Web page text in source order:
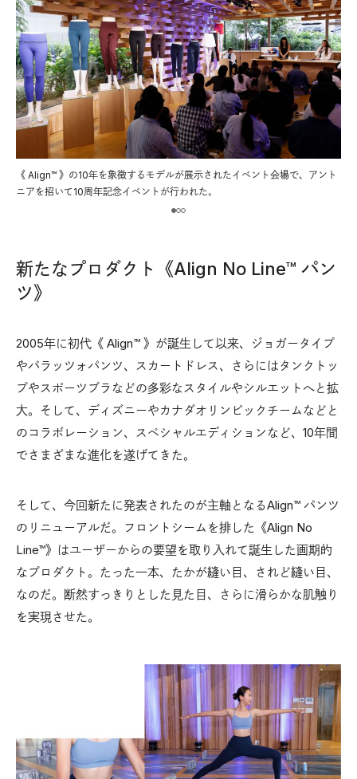
《 Align™︎ 》の10年を象徴するモデルが展示されたイベント会場で、アント
ニアを招いて10周年記念イベントが行われた。
新たなプロダクト《Align No Line™︎ パン
ツ》
2005年に初代《 Align™︎ 》が誕生して以来、ジョガータイプ
やパラッツォパンツ、スカートドレス、さらにはタンクトッ
プやスポーツブラなどの多彩なスタイルやシルエットへと拡
大。そして、ディズニーやカナダオリンピックチームなどと
のコラボレーション、スペシャルエディションなど、10年間
でさまざまな進化を遂げてきた。
そして、今回新たに発表されたのが主軸となるAlign™︎ パンツ
のリニューアルだ。フロントシームを排した《Align No
Line™︎》はユーザーからの要望を取り入れて誕生した画期的
なプロダクト。たった一本、たかが縫い目、されど縫い目、
なのだ。断然すっきりとした見た目、さらに滑らかな肌触り
を実現させた。